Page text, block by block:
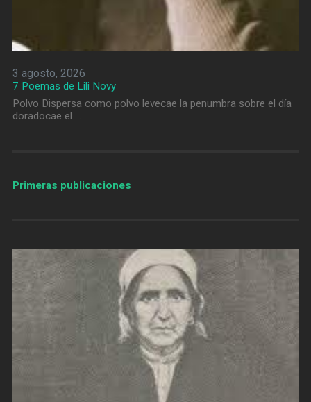
3 agosto, 2026
7 Poemas de Lili Novy
Polvo Dispersa como polvo levecae la penumbra sobre el día
doradocae el …
Primeras publicaciones